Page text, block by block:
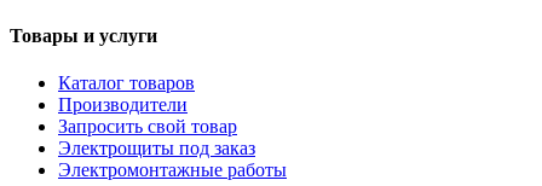
Товары и услуги
Каталог товаров
Производители
Запросить свой товар
Электрощиты под заказ
Электромонтажные работы